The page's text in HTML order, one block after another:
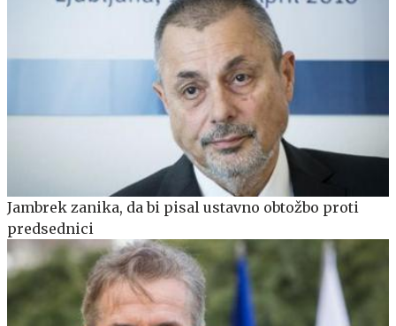
Jambrek zanika, da bi pisal ustavno obtožbo proti
predsednici